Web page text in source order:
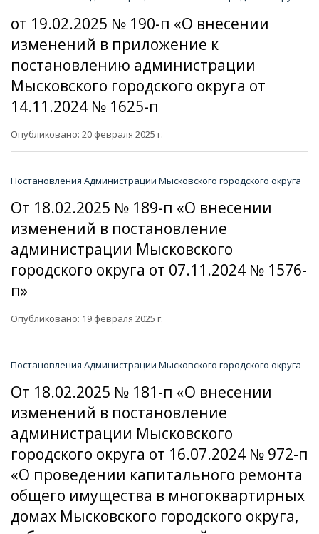
от 19.02.2025 № 190-п «О внесении
изменений в приложение к
постановлению администрации
Мысковского городского округа от
14.11.2024 № 1625-п
Опубликовано: 20 февраля 2025 г.
Постановления Администрации Мысковского городского округа
От 18.02.2025 № 189-п «О внесении
изменений в постановление
администрации Мысковского
городского округа от 07.11.2024 № 1576-
п»
Опубликовано: 19 февраля 2025 г.
Постановления Администрации Мысковского городского округа
От 18.02.2025 № 181-п «О внесении
изменений в постановление
администрации Мысковского
городского округа от 16.07.2024 № 972-п
«О проведении капитального ремонта
общего имущества в многоквартирных
домах Мысковского городского округа,